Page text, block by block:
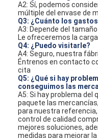
A2: Sí, podemos
múltiple del envase de
Q3: ¿Cuánto los
A3: Depende del
Le ofreceremos la
Q4: ¿Puedo visitarle?
A4: Seguro, nuestra
Éntrenos en contacto
cita
Q5: ¿Qué si hay
conseguimos las
A5: Si hay problema del
paquete las
para nuestra
control de calidad
mejores soluciones,
medidas para mejorar